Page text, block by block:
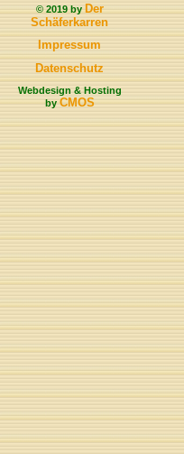
© 2019 byDer
Schäferkarren
Impressum
Datenschutz
Webdesign & Hosting
byCMOS